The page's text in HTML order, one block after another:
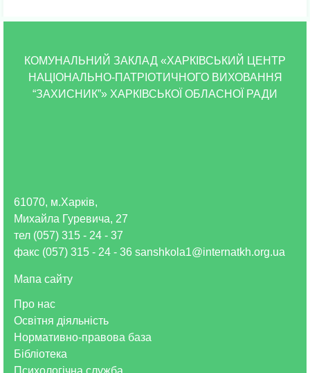
КОМУНАЛЬНИЙ ЗАКЛАД «ХАРКІВСЬКИЙ ЦЕНТР
НАЦІОНАЛЬНО-ПАТРІОТИЧНОГО ВИХОВАННЯ
“ЗАХИСНИК”» ХАРКІВСЬКОЇ ОБЛАСНОЇ РАДИ
Про нас
Освітня діяльність
Нормативно-правова база
Бібліотека
Психологічна служба
61070, м.Харків,
Михайла Гуревича, 27
тел (057) 315 - 24 - 37
факс (057) 315 - 24 - 36 sanshkola1@internatkh.org.ua
Мапа сайту